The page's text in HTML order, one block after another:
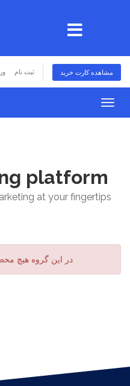
ثبت نام مشاهده کارت خرید
platform
at your fingertips
در این گروه هیچ